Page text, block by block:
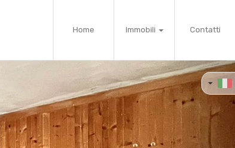
Home Immobili Contatti
Next